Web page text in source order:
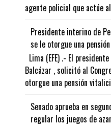
agente policial que actúe
Presidente interino de
se le otorgue una
Lima (EFE) .- El
Balcázar , solicitó al
otorgue una pensión
Senado aprueba en
regular los juegos de azar